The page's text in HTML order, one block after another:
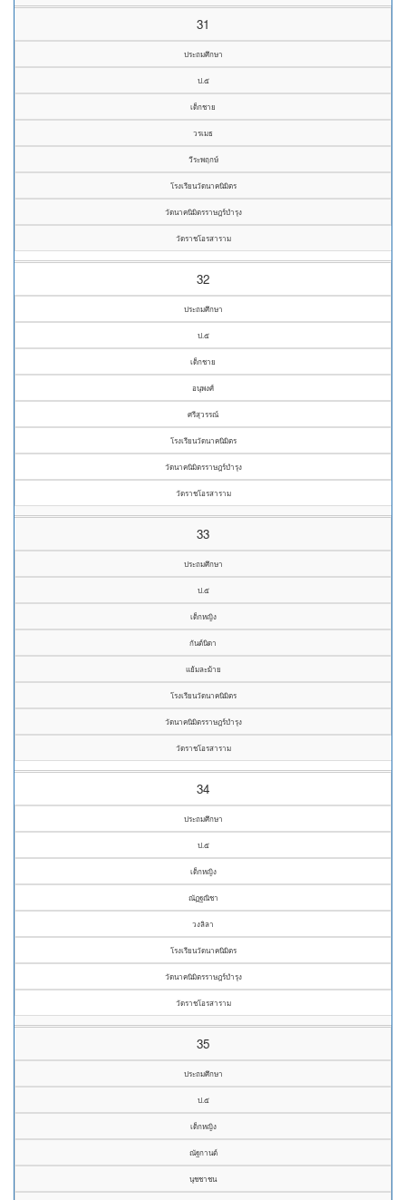
31
ประถมศึกษา
ป.๕
เด็กชาย
วรเมธ
วีระพฤกษ์
โรงเรียนวัดนาคนิมิตร
วัดนาคนิมิตรราษฎร์บำรุง
วัดราชโอรสาราม
32
ประถมศึกษา
ป.๕
เด็กชาย
อนุพงศ์
ศรีสุวรรณ์
โรงเรียนวัดนาคนิมิตร
วัดนาคนิมิตรราษฎร์บำรุง
วัดราชโอรสาราม
33
ประถมศึกษา
ป.๕
เด็กหญิง
กันต์นิดา
แย้มละม้าย
โรงเรียนวัดนาคนิมิตร
วัดนาคนิมิตรราษฎร์บำรุง
วัดราชโอรสาราม
34
ประถมศึกษา
ป.๕
เด็กหญิง
ณัฏฐณิชา
วงลิลา
โรงเรียนวัดนาคนิมิตร
วัดนาคนิมิตรราษฎร์บำรุง
วัดราชโอรสาราม
35
ประถมศึกษา
ป.๕
เด็กหญิง
ณัฐกานต์
นุชชาชน